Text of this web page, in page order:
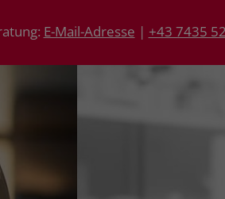
E-Mail-Adresse | +43 7435